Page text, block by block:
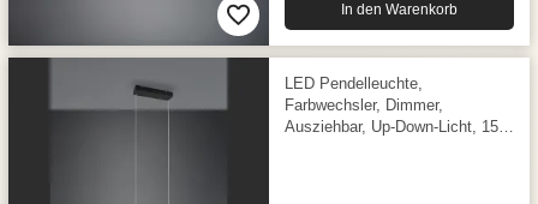
In den Warenkorb
LED Pendelleuchte,
Farbwechsler, Dimmer,
Ausziehbar, Up-Down-Licht, 150